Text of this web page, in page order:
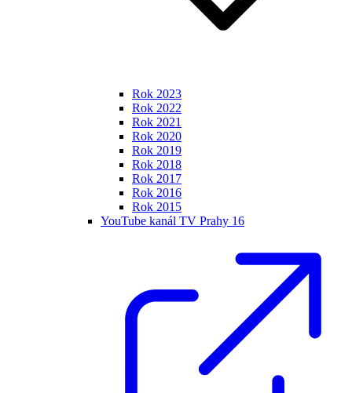
Rok 2023
Rok 2022
Rok 2021
Rok 2020
Rok 2019
Rok 2018
Rok 2017
Rok 2016
Rok 2015
YouTube kanál TV Prahy 16